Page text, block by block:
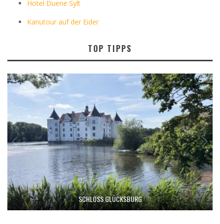
Hotel Duene Sylt
Kanutour auf der Eider
TOP TIPPS
SCHLOSS GLÜCKSBURG